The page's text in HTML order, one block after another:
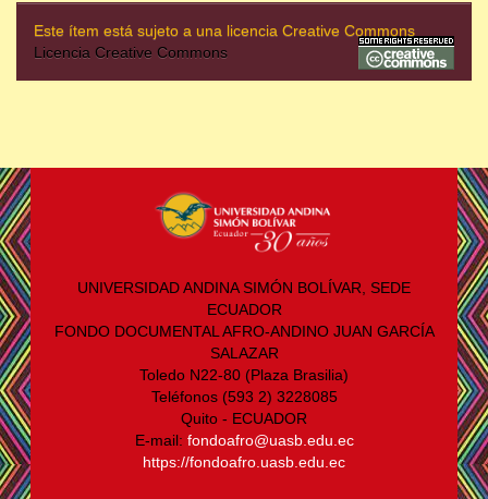
Este ítem está sujeto a una licencia Creative Commons
Licencia Creative Commons
UNIVERSIDAD ANDINA SIMÓN BOLÍVAR, SEDE
ECUADOR
FONDO DOCUMENTAL AFRO-ANDINO JUAN GARCÍA
SALAZAR
Toledo N22-80 (Plaza Brasilia)
Teléfonos (593 2) 3228085
Quito - ECUADOR
E-mail: fondoafro@uasb.edu.ec
https://fondoafro.uasb.edu.ec